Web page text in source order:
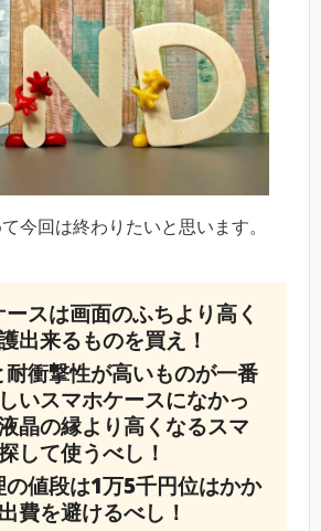
今回は終わりたいと思います。
スは画面のふちより高く
出来るものを買え！
耐衝撃性が高いものが一番
いスマホケースになかっ
晶の縁より高くなるスマ
して使うべし！
の値段は1万5千円位はかか
費を避けるべし！